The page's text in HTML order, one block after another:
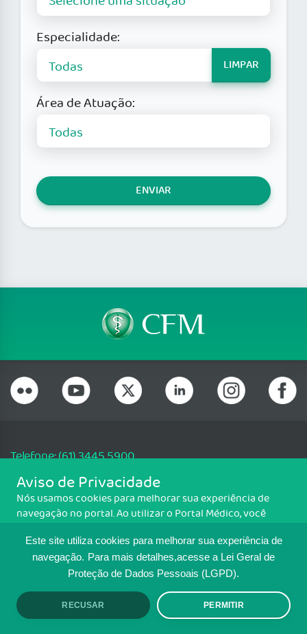
Este site utiliza cookies para melhorar sua experiência de
navegação. Para mais detalhes,acesse a Lei Geral de
Proteção de Dados Pessoais (LGPD).
RECUSAR PERMITIR
Especialidade:
LIMPAR
Área de Atuação:
ENVIAR
Telefone: (61) 3445 5900
Email: cfm@portalmedico.org.br
SGAS 616, Conjunto D, Lote 115, L2 Sul, Brasília/DF - CEP: 70200-760 -
CNPJ: 33.583.550/0001-30
MAPA DO SITE
TRANSPARÊNCIA E PRESTAÇÃO DE
CONTAS
Aviso de Privacidade
Nós usamos cookies para melhorar sua experiência de
navegação no portal. Ao utilizar o Portal Médico, você
Para ter mais informações sobre como isso é feito, acesse
Política de cookies. Se você concorda, clique em ACEITO.
ACEITO